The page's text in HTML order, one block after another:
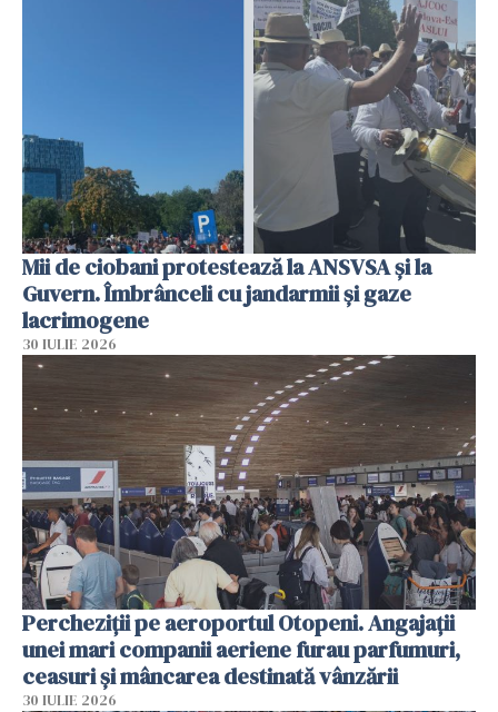
Mii de ciobani protestează la ANSVSA și la
Guvern. Îmbrânceli cu jandarmii și gaze
lacrimogene
30 IULIE 2026
Percheziții pe aeroportul Otopeni. Angajații
unei mari companii aeriene furau parfumuri,
ceasuri și mâncarea destinată vânzării
30 IULIE 2026